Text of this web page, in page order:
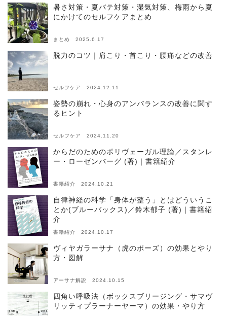
暑さ対策・夏バテ対策・湿気対策、梅雨から夏
にかけてのセルフケアまとめ
まとめ 2025.6.17
脱力のコツ｜肩こり・首こり・腰痛などの改善
セルフケア 2024.12.11
姿勢の崩れ・心身のアンバランスの改善に関す
るヒント
セルフケア 2024.11.20
からだのためのポリヴェーガル理論／スタンレ
ー・ローゼンバーグ (著)｜書籍紹介
書籍紹介 2024.10.21
自律神経の科学「身体が整う」とはどういうこ
とか(ブルーバックス)／鈴木郁子 (著)｜書籍紹
介
書籍紹介 2024.10.17
ヴィヤガラーサナ（虎のポーズ）の効果とやり
方・図解
アーサナ解説 2024.10.15
四角い呼吸法（ボックスブリージング・サマヴ
リッティプラーナーヤーマ）の効果・やり方